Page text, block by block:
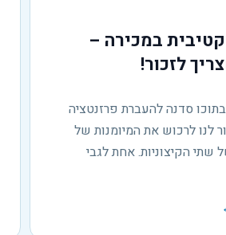
במכירה –
לזכור!
סדנה להעברת פרזנטציה
לנו לרכוש את המיומנות של
הקיצוניות. אחת לגבי